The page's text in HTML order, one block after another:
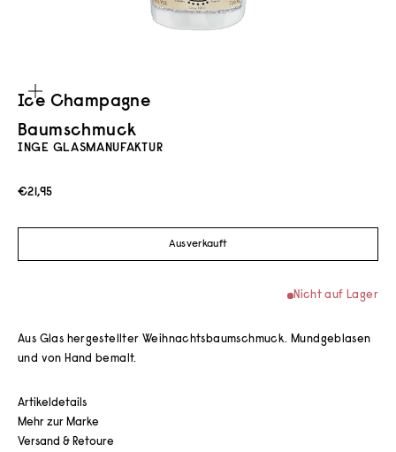
Ice Champagne
Baumschmuck
INGE GLASMANUFAKTUR
Angebot
€21,95
Ausverkauft
Nicht auf Lager
Aus Glas hergestellter Weihnachtsbaumschmuck. Mundgeblasen
und von Hand bemalt.
Artikeldetails
Mehr zur Marke
Versand & Retoure